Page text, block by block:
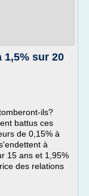
sur 20
ils?
battus ces
de 0,15% à
à
15 ans et 1,95%
des relations